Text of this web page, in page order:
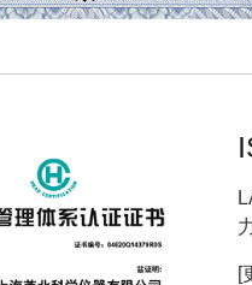
[